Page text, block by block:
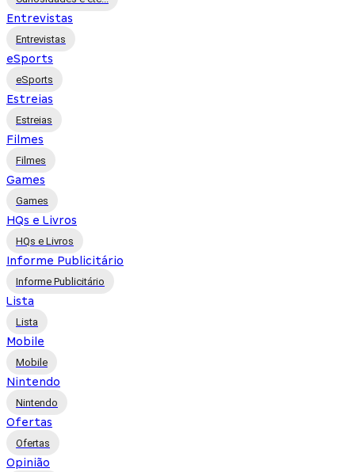
Entrevistas
Entrevistas
eSports
eSports
Estreias
Estreias
Filmes
Filmes
Games
Games
HQs e Livros
HQs e Livros
Informe Publicitário
Informe Publicitário
Lista
Lista
Mobile
Mobile
Nintendo
Nintendo
Ofertas
Ofertas
Opinião